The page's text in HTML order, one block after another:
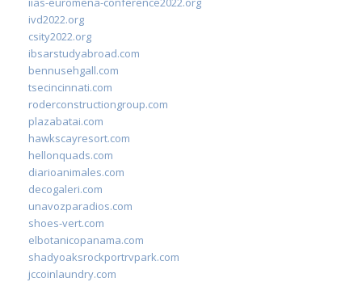
ivd2022.org
csity2022.org
ibsarstudyabroad.com
bennusehgall.com
tsecincinnati.com
roderconstructiongroup.com
plazabatai.com
hawkscayresort.com
hellonquads.com
diarioanimales.com
decogaleri.com
unavozparadios.com
shoes-vert.com
elbotanicopanama.com
shadyoaksrockportrvpark.com
jccoinlaundry.com